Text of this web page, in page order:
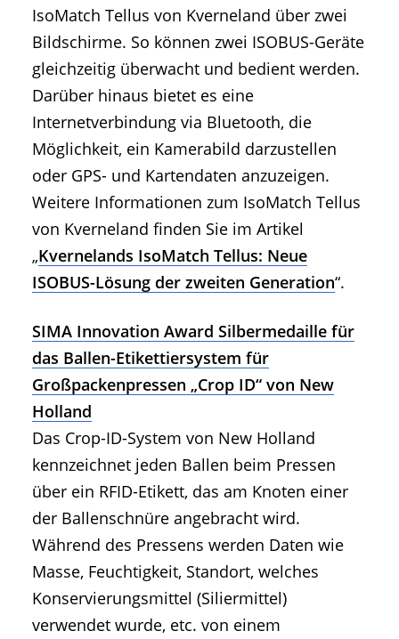
IsoMatch Tellus von Kverneland über zwei
Bildschirme. So können zwei ISOBUS-Geräte
gleichzeitig überwacht und bedient werden.
Darüber hinaus bietet es eine
Internetverbindung via Bluetooth, die
Möglichkeit, ein Kamerabild darzustellen
oder GPS- und Kartendaten anzuzeigen.
Weitere Informationen zum IsoMatch Tellus
von Kverneland finden Sie im Artikel
„Kvernelands IsoMatch Tellus: Neue
ISOBUS-Lösung der zweiten Generation“.
SIMA Innovation Award Silbermedaille für
das Ballen-Etikettiersystem für
Großpackenpressen „Crop ID“ von New
Holland
Das Crop-ID-System von New Holland
kennzeichnet jeden Ballen beim Pressen
über ein RFID-Etikett, das am Knoten einer
der Ballenschnüre angebracht wird.
Während des Pressens werden Daten wie
Masse, Feuchtigkeit, Standort, welches
Konservierungsmittel (Siliermittel)
verwendet wurde, etc. von einem